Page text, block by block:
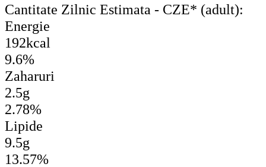
Cantitate Zilnic Estimata - CZE* (adult):
Energie
192kcal
9.6%
Zaharuri
2.5g
2.78%
Lipide
9.5g
13.57%